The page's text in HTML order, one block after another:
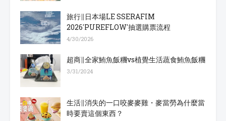
旅行∥日本場LE SSERAFIM
2026'PUREFLOW'抽選購票流程
4/30/2026
超商∥全家鮪魚飯糰vs植覺生活蔬食鮪魚飯糰
3/31/2024
生活∥消失的一口咬麥麥雞・麥當勞為什麼當
時要賣這個東西？